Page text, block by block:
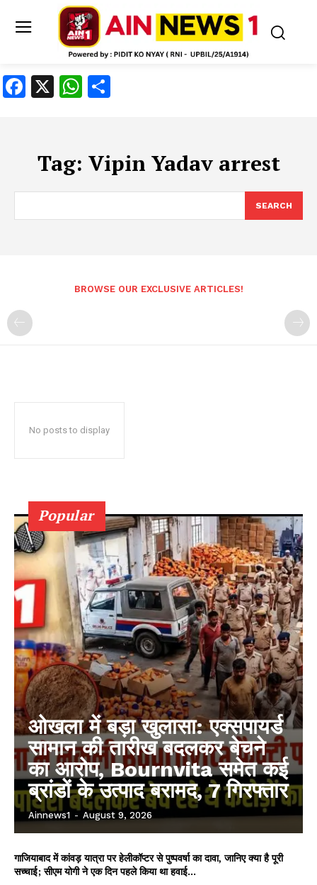
Facebook
X WhatsApp
Tag: Vipin Yadav arrest
SEARCH
BROWSE OUR EXCLUSIVE ARTICLES!
No posts to display
Popular
ओखला में बड़ा खुलासा: एक्सपायर्ड
सामान की तारीख बदलकर बेचने
का आरोप, Bournvita समेत कई
ब्रांडों के उत्पाद बरामद, 7 गिरफ्तार
Ainnews1 - August 9, 2026
गाजियाबाद में कांवड़ यात्रा पर हेलीकॉप्टर से पुष्पवर्षा का दावा, जानिए क्या है पूरी
सच्चाई; सीएम योगी ने एक दिन पहले किया था हवाई...